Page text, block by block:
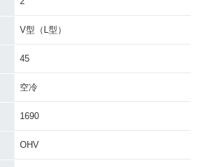
1996年 FXDWG Wi
V型（L型）
45
空冷
1690
OHV